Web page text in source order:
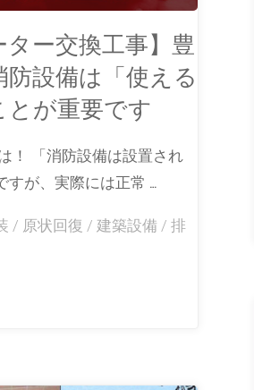
ー交換工事】豊
設備は「使える
とが重要です
！ 「消防設備は設置され
すが、実際には正常 …
/ 原状回復 / 建築設備 / 排